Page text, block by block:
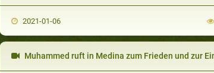
2021-01-06
Muhammed ruft in Medina zum Frieden und zur Einheit